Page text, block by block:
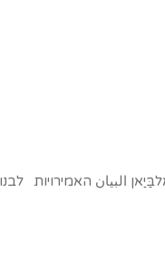
البيان האמירויות